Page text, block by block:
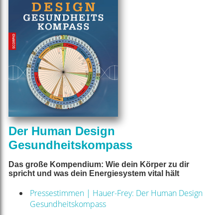
Der Human Design
Gesundheitskompass
Das große Kompendium: Wie dein Körper zu dir
spricht und was dein Energiesystem vital hält
Pressestimmen | Hauer-Frey: Der Human Design
Gesundheitskompass